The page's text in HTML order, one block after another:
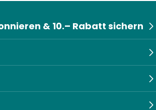
& 10.– Rabatt sichern